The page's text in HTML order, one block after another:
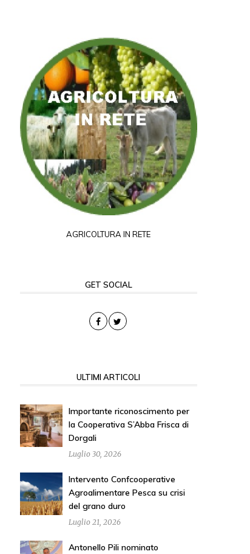
AGRICOLTURA IN RETE
GET SOCIAL
ULTIMI ARTICOLI
Importante riconoscimento per
la Cooperativa S’Abba Frisca di
Dorgali
Luglio 30, 2026
Intervento Confcooperative
Agroalimentare Pesca su crisi
del grano duro
Luglio 21, 2026
Antonello Pili nominato